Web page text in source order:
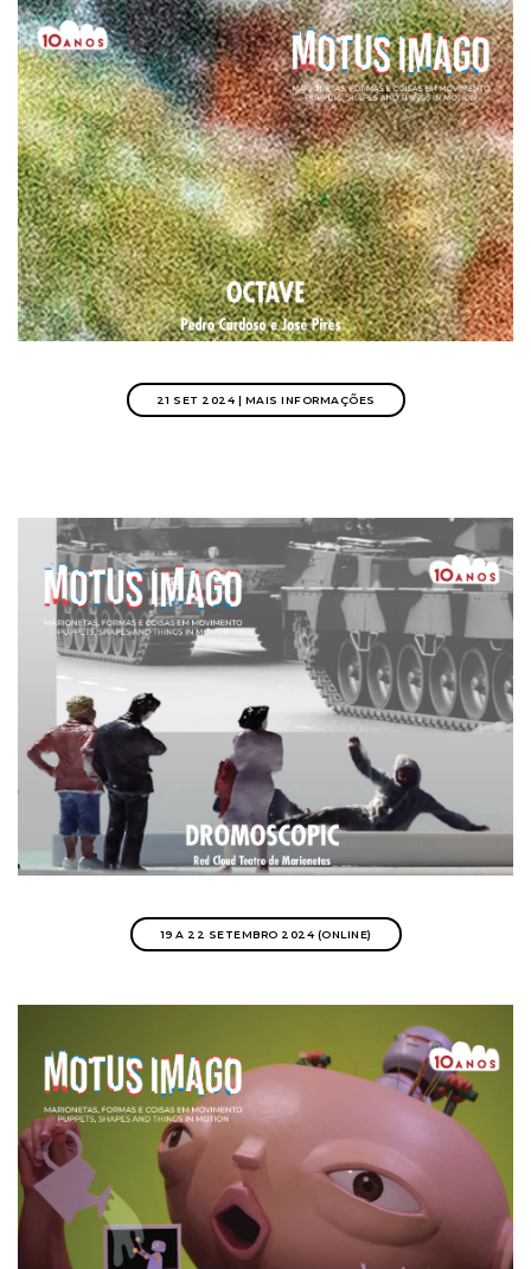
21 SET 2024 | MAIS INFORMAÇÕES
19 A 22 SETEMBRO 2024 (ONLINE)